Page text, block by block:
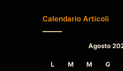
Calendario Articoli
Agosto
L M M G